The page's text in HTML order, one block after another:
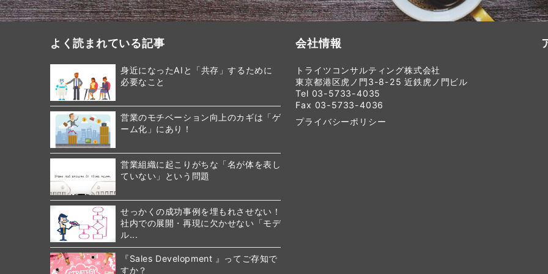
よく読まれている記事
身近になったAIと「共存」するために
必要なこと
営業のモチベーション向上のカギは「ゲ
ーム化」にあり！
営業組織に起こりがちな「名が体を表し
ていない」という問題
せっかくの成功事例を埋もれさせない！
社内での展開・再現に欠かせない「モデ
ル...
『Sales Development 』ってご存知で
すか？
会社情報
トライツコンサルティング株式会社
東京都港区虎ノ門3-8-25 近鉄虎ノ門ビル
Tel 03-5733-4035
Fax 03-5733-4036
プライバシーポリシー